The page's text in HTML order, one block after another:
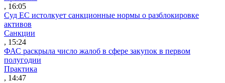
, 16:05
Суд ЕС истолкует санкционные нормы о разблокировке
активов
Санкции
, 15:24
ФАС раскрыла число жалоб в сфере закупок в первом
полугодии
Практика
, 14:47